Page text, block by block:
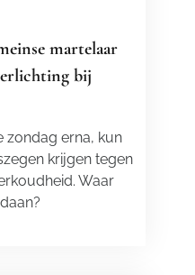
martelaar
bij
zondag erna, kun
krijgen tegen
Waar